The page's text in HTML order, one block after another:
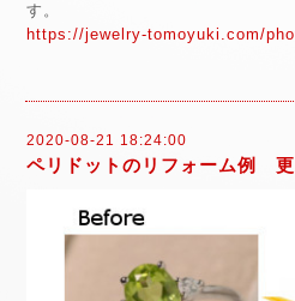
す。
https://jewelry-tomoyuki.com/
2020-08-21 18:24:00
ペリドットのリフォーム例 更